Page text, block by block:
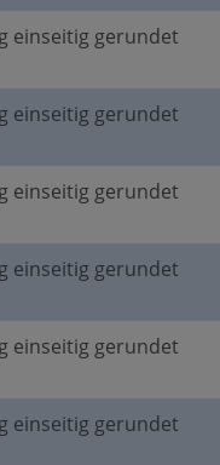
einseitig gerundet
einseitig gerundet
einseitig gerundet
einseitig gerundet
einseitig gerundet
einseitig gerundet